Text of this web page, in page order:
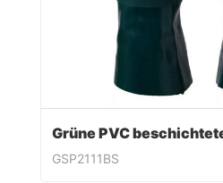
GSP2111BS